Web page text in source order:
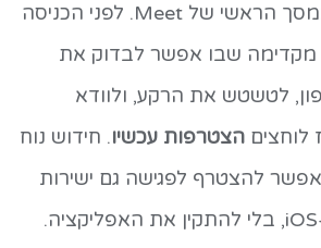
את קוד הפגישה במסך הראשי של Meet. לפני הכניסה
מקדימה שבו אפשר לבדוק את
לטשטש את הרקע, ולוודא
לוחצים הצטרפות עכשיו. חידוש נוח
להצטרף לפגישה גם ישירות